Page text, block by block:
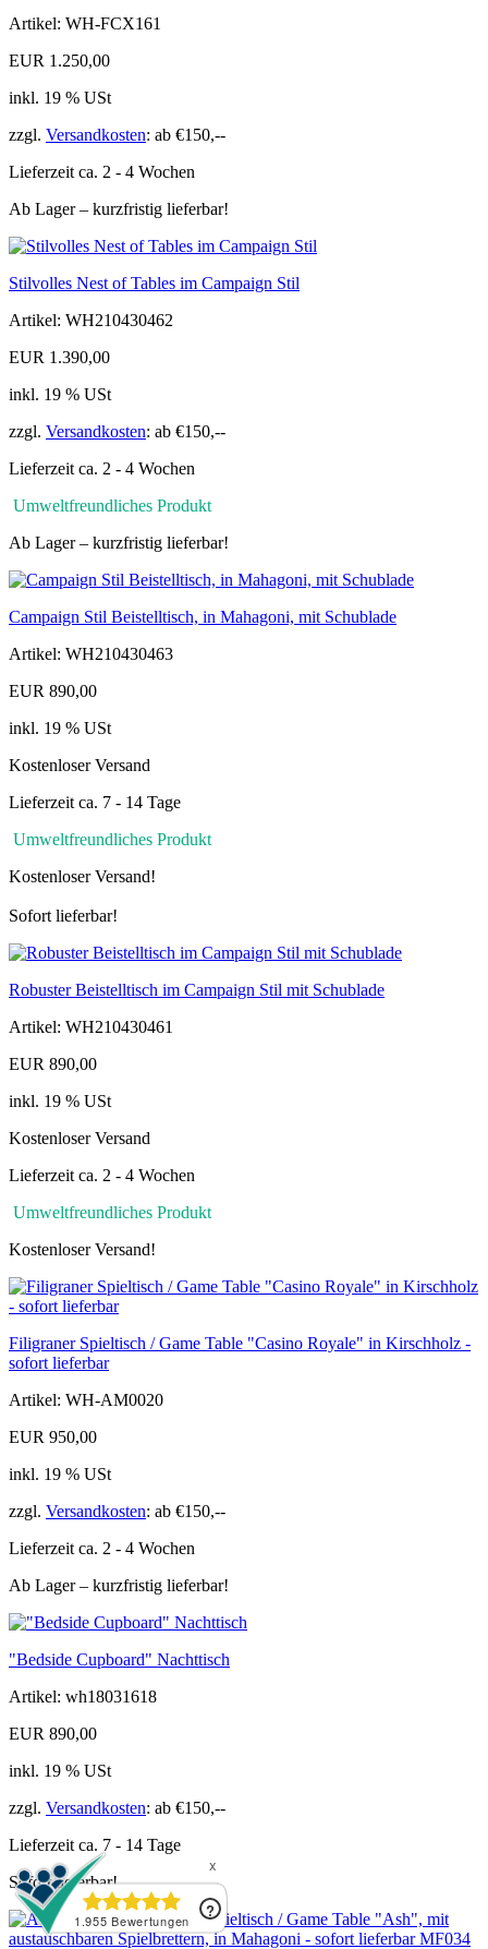
Artikel: WH-FCX161
EUR 1.250,00
inkl. 19 % USt
zzgl. Versandkosten: ab €150,--
Lieferzeit ca. 2 - 4 Wochen
Ab Lager – kurzfristig lieferbar!
Stilvolles Nest of Tables im Campaign Stil
Artikel: WH210430462
EUR 1.390,00
inkl. 19 % USt
zzgl. Versandkosten: ab €150,--
Lieferzeit ca. 2 - 4 Wochen
Umweltfreundliches Produkt
Ab Lager – kurzfristig lieferbar!
Campaign Stil Beistelltisch, in Mahagoni, mit Schublade
Artikel: WH210430463
EUR 890,00
inkl. 19 % USt
Kostenloser Versand
Lieferzeit ca. 7 - 14 Tage
Umweltfreundliches Produkt
Kostenloser Versand!
Sofort lieferbar!
Robuster Beistelltisch im Campaign Stil mit Schublade
Artikel: WH210430461
EUR 890,00
inkl. 19 % USt
Kostenloser Versand
Lieferzeit ca. 2 - 4 Wochen
Umweltfreundliches Produkt
Kostenloser Versand!
Filigraner Spieltisch / Game Table "Casino Royale" in Kirschholz -
sofort lieferbar
Artikel: WH-AM0020
EUR 950,00
inkl. 19 % USt
zzgl. Versandkosten: ab €150,--
Lieferzeit ca. 2 - 4 Wochen
Ab Lager – kurzfristig lieferbar!
"Bedside Cupboard" Nachttisch
Artikel: wh18031618
EUR 890,00
inkl. 19 % USt
zzgl. Versandkosten: ab €150,--
Lieferzeit ca. 7 - 14 Tage
Sofort lieferbar!